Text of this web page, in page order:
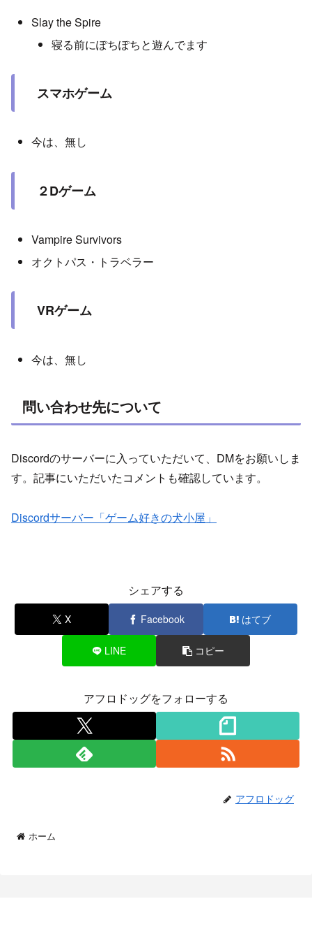
Slay the Spire
寝る前にぽちぽちと遊んでます
スマホゲーム
今は、無し
２Dゲーム
Vampire Survivors
オクトパス・トラベラー
VRゲーム
今は、無し
問い合わせ先について
Discordのサーバーに入っていただいて、DMをお願いしま
す。記事にいただいたコメントも確認しています。
Discordサーバー「ゲーム好きの犬小屋」
シェアする
X Facebook はてブ
LINE コピー
アフロドッグをフォローする
アフロドッグ
ホーム